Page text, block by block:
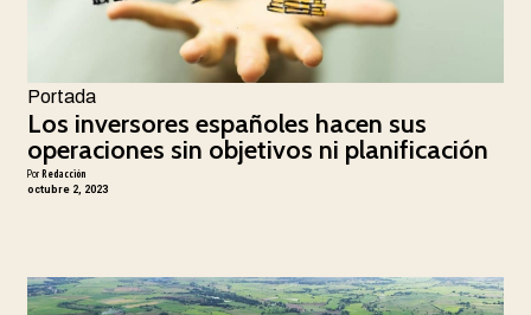
Portada
Los inversores españoles hacen sus
operaciones sin objetivos ni planificación
PorRedacción
octubre 2, 2023